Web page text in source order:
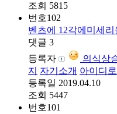
조회 5815
번호102
벤츠에 12각에미세
댓글 3
등록자
의식상
지
자기소개 아이디
등록일 2019.04.10
조회 5447
번호101